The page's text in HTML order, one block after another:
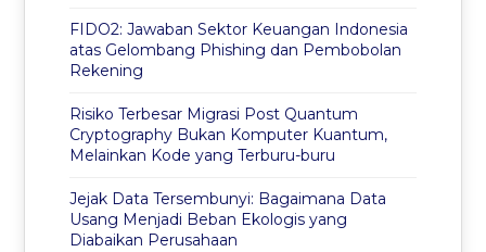
FIDO2: Jawaban Sektor Keuangan Indonesia
atas Gelombang Phishing dan Pembobolan
Rekening
Risiko Terbesar Migrasi Post Quantum
Cryptography Bukan Komputer Kuantum,
Melainkan Kode yang Terburu-buru
Jejak Data Tersembunyi: Bagaimana Data
Usang Menjadi Beban Ekologis yang
Diabaikan Perusahaan